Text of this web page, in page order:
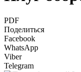
PDF
Поделиться
Facebook
WhatsApp
Viber
Telegram